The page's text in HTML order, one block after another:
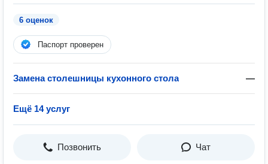
6 оценок
Паспорт проверен
Замена столешницы кухонного стола —
Ещё 14 услуг
Позвонить Чат